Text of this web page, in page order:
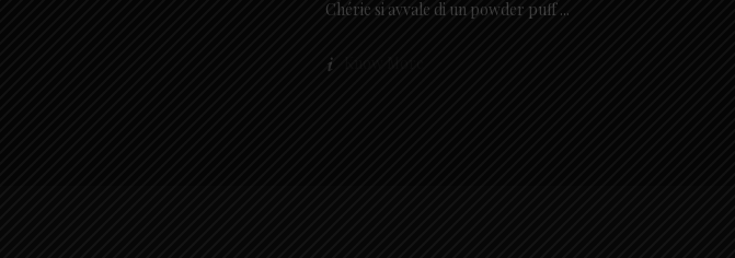
Chérie si avvale di un powder puff